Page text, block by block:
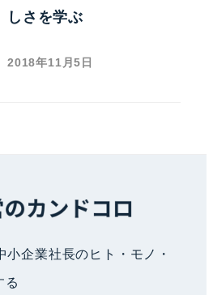
しさを学ぶ
2018年11月5日
企業社長のヒト・モノ・
る